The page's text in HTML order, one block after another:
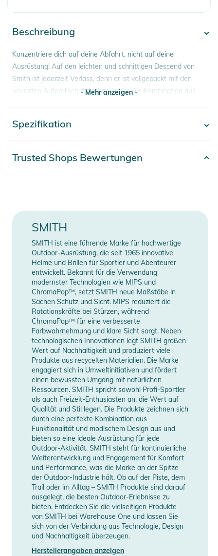
Beschreibung
Konzentriere dich auf deine Abfahrt, nicht auf deine
Ausrüstung! Auf den leichten und schnittigen Descend von
Smith ist jederzeit Verlass, denn er ist vollgepackt mit den
neuesten Aufprallschutztechnologien: Die Kombination aus
kalten, stürmischen Tag plötzlich die Sonne rauskommt,
kannst du dein Kopfklima ganz einfach über die verstellbaren
kompatiblen Ohrenschützer nimmst du deinen Soundtrack mit
Eigenschaften:
SCHUTZ:
Schaumstoff zu einem leichten und widerstandsfähigen
zweiteiligen Design
PASSFORM:
- Lässt sich für hohen Tragekomfort und maximale Belüftung
lückenlos in Smith Brillen integrieren
- AirEvac Belüftungssystem wirkt mit Smith Brillen zusammen
und hält die Scheibe beschlagfrei
- Rundum mikroverstellbares Dial Fit System zum einfachen
und schnellen Regulieren der Passform
INTEGRATION:
- Einhändig verstellbare Lüftungsschlitze
- 16 Lüftungsschlitze
- Abnehmbare Snapfit SL2 Ohrenschützer sorgen für
zusätzliche Wärme und sind mit Helmlautsprechern
kompatibel
- Mit Aleck® Audiosystemen kompatibel
INCLUSIVE:
- Smith Helmtasche
Produktinformationen und
Sicherheitshinweise
Gebrauchsanweisungen, Sicherheitshinweise und Warnungen
finden Sie direkt am Produkt.
- Mehr anzeigen -
Spezifikation
Manufacturer
Information
Herstellerangaben
anzeigen
Trusted Shops Bewertungen
SMITH
SMITH ist eine führende Marke für hochwertige
Outdoor-Ausrüstung, die seit 1965 innovative
Helme und Brillen für Sportler und Abenteurer
entwickelt. Bekannt für die Verwendung
modernster Technologien wie MIPS und
ChromaPop™, setzt SMITH neue Maßstäbe in
Sachen Schutz und Sicht. MIPS reduziert die
Rotationskräfte bei Stürzen, während
ChromaPop™ für eine verbesserte
Farbwahrnehmung und klare Sicht sorgt. Neben
technologischen Innovationen legt SMITH großen
Wert auf Nachhaltigkeit und produziert viele
Produkte aus recycelten Materialien. Die Marke
engagiert sich in Umweltinitiativen und fördert
einen bewussten Umgang mit natürlichen
Ressourcen. SMITH spricht sowohl Profi-Sportler
als auch Freizeit-Enthusiasten an, die Wert auf
Qualität und Stil legen. Die Produkte zeichnen sich
durch eine perfekte Kombination aus
Funktionalität und modischem Design aus und
bieten so eine ideale Ausrüstung für jede
Outdoor-Aktivität. SMITH steht für kontinuierliche
Weiterentwicklung und Engagement für Komfort
und Performance, was die Marke an der Spitze
der Outdoor-Industrie hält. Ob auf der Piste, dem
Trail oder im Alltag – SMITH Produkte sind darauf
ausgelegt, die besten Outdoor-Erlebnisse zu
bieten. Entdecken Sie die vielseitigen Produkte
von SMITH bei Warehouse One und lassen Sie
sich von der Verbindung aus Technologie, Design
und Nachhaltigkeit überzeugen.
Herstellerangaben anzeigen